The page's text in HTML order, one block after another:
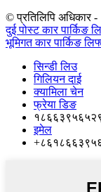
© प्रतिलिपि अधिकार
दुई पोस्ट कार पार्किङ
भूमिगत कार पार्किङ
सिन्डी लिउ
गिलियन दाई
क्यामिला चेन
फ्रेया डिङ
इमेल